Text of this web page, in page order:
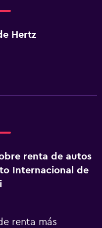
Hertz
renta de autos
Internacional de
renta más